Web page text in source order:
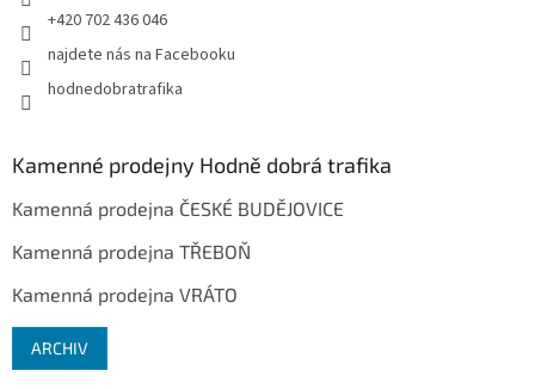
+420 702 436 046
najdete nás na Facebooku
hodnedobratrafika
Kamenné prodejny Hodně dobrá trafika
Kamenná prodejna ČESKÉ BUDĚJOVICE
Kamenná prodejna TŘEBOŇ
Kamenná prodejna VRÁTO
ARCHIV